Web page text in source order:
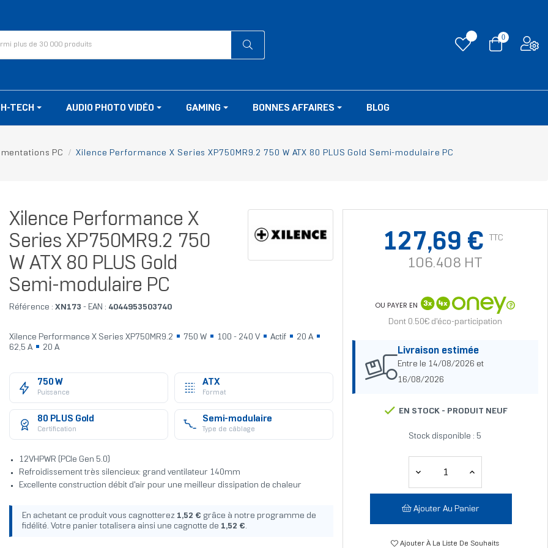
0
TECH AUDIO PHOTO VIDÉO GAMING BONNES AFFAIRES BLOG
PC Xilence Performance X Series XP750MR9.2 750 W ATX 80 PLUS Gold Semi-modulaire PC
Xilence Performance X
Series XP750MR9.2 750
W ATX 80 PLUS Gold
Semi-modulaire PC
Référence : XN173 - EAN : 4044953503740
Xilence Performance X Series XP750MR9.2 750 W 100 - 240 V Actif
20 A
62,5 A
20 A
750 W
Puissance
ATX
Format
80 PLUS Gold
Certification
Semi-modulaire
Type de câblage
12VHPWR (PCIe Gen 5.0)
Refroidissement très silencieux: grand ventilateur 140mm
Excellente construction débit d'air pour une meilleur dissipation de chaleur
En achetant ce produit vous cagnotterez 1,52 € grâce à notre programme de
fidélité. Votre panier totalisera ainsi une cagnotte de 1,52 €.
127,69 € TTC
106.408 HT
OU PAYER EN
Dont 0.50€ d'éco-participation
Livraison estimée
Entre le 14/08/2026 et
16/08/2026
EN STOCK - PRODUIT NEUF
Stock disponible : 5
Ajouter Au Panier
Ajouter À La Liste De Souhaits